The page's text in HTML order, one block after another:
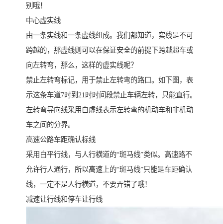
别哦！
中心虚实线
由一条实线和一条虚线组成。我们都知道，实线是不可
跨越的，那虚线则可以在保证安全的前提下跨越超车或
向左转弯，那么，这样的虚实线呢？
禁止左转弯标记，用于禁止左转弯的路口。如下图，表
示这条车道7时到21时时间段禁止车辆左转，只能直行。
左转弯导向线采用白虚线表示左转弯的机动车和非机动
车之间的分界。
高速公路车距确认标线
采用白平行线，与人行横道的“斑马线”类似。高速路不
允许行人通行，所以高速上的“斑马线”只能是车距确认
线，一定不是人行横道，不要弄错了哦！
减速让行线和停车让行线